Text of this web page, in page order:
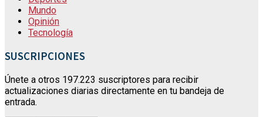
Mundo
Opinión
Tecnología
SUSCRIPCIONES
Únete a otros 197.223 suscriptores para recibir
actualizaciones diarias directamente en tu bandeja de
entrada.